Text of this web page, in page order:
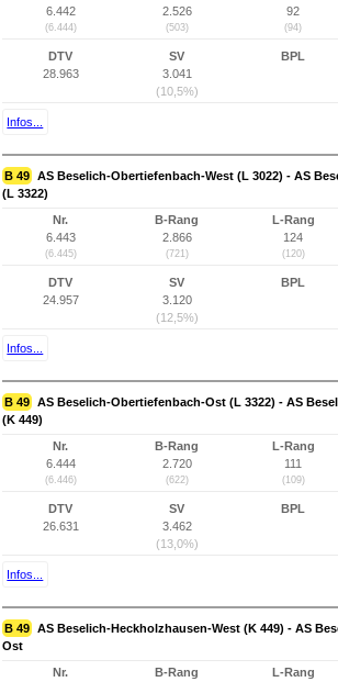
6.442
(6.444)
2.526
(503)
92
(94)
DTV
28.963
SV
3.041
(10,5%)
BPL
Infos...
B 49 AS Beselich-Obertiefenbach-West (L 3022) - AS
(L 3322)
Nr.
6.443
(6.445)
B-Rang
2.866
(721)
L-Rang
124
(120)
DTV
24.957
SV
3.120
(12,5%)
BPL
Infos...
B 49 AS Beselich-Obertiefenbach-Ost (L 3322) - AS
(K 449)
Nr.
6.444
(6.446)
B-Rang
2.720
(622)
L-Rang
111
(109)
DTV
26.631
SV
3.462
(13,0%)
BPL
Infos...
B 49 AS Beselich-Heckholzhausen-West (K 449) - AS
Ost
Nr.
B-Rang
L-Rang